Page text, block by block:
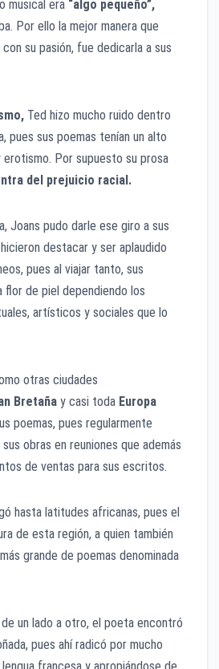
musical era “algo pequeño”,
Por ello la mejor manera que
su pasión, fue dedicarla a sus
Ted hizo mucho ruido dentro
pues sus poemas tenían un alto
Por supuesto su prosa
del prejuicio racial.
Joans pudo darle ese giro a sus
destacar y ser aplaudido
pues al viajar tanto, sus
flor de piel dependiendo los
artísticos y sociales que lo
otras ciudades
Bretaña y casi toda Europa
poemas, pues regularmente
obras en reuniones que además
de ventas para sus escritos.
hasta latitudes africanas, pues el
de esta región, a quien también
grande de poemas denominada
un lado a otro, el poeta encontró
pues ahí radicó por mucho